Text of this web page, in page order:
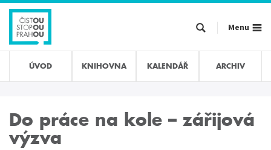
Přejít
hlavnímu
obsahu
Menu
ÚVOD KNIHOVNA KALENDÁŘ ARCHIV
Do práce na kole – zářijová
výzva